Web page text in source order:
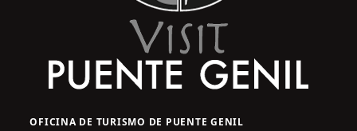
OFICINA DE TURISMO DE PUENTE GENIL